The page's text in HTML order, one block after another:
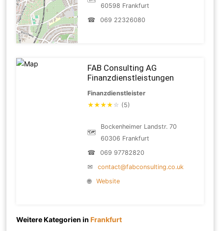
60598 Frankfurt
☎
069 22326080
FAB Consulting AG
Finanzdienstleistungen
Finanzdienstleister
★★★★ ☆ (5)
🗺
Bockenheimer Landstr. 70
60306 Frankfurt
☎
069 97782820
✉
contact@fabconsulting.co.uk
🌐
Website
Weitere Kategorien inFrankfurt